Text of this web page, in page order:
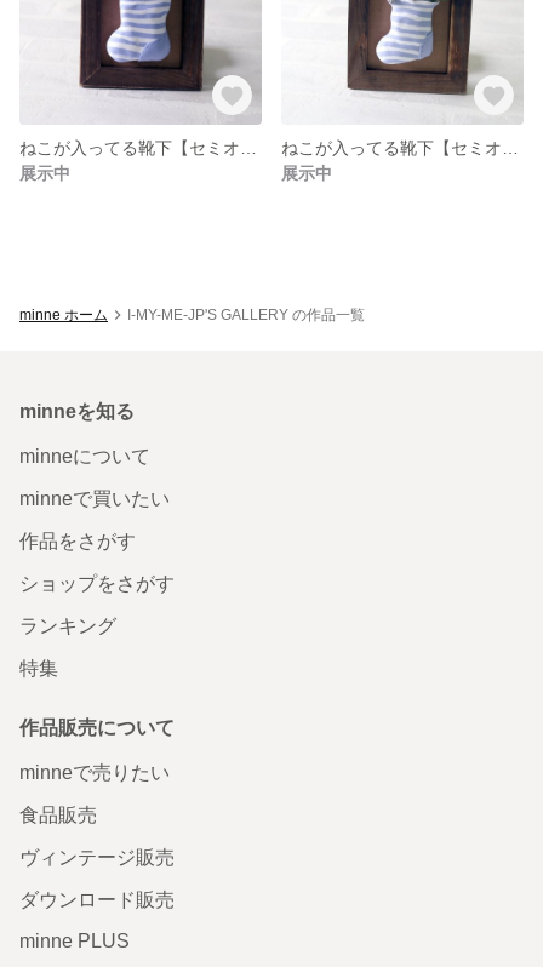
展示中
展示中
minne ホーム I-MY-ME-JP'S GALLERY の作品一覧
minneを知る
minneについて
minneで買いたい
作品をさがす
ショップをさがす
ランキング
特集
作品販売について
minneで売りたい
食品販売
ヴィンテージ販売
ダウンロード販売
minne PLUS